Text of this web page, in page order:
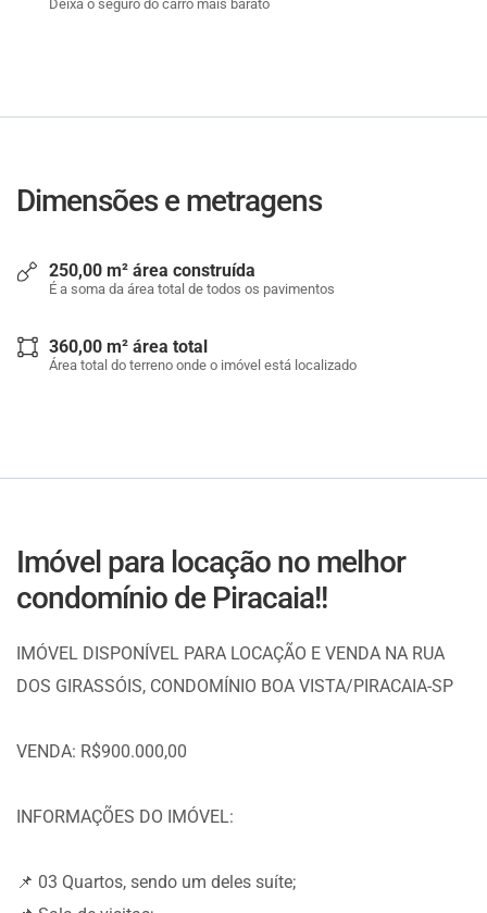
Deixa o seguro do carro mais barato
Dimensões e metragens
250,00 m² área construída
É a soma da área total de todos os pavimentos
360,00 m² área total
Área total do terreno onde o imóvel está localizado
Imóvel para locação no melhor
condomínio de Piracaia!!
IMÓVEL DISPONÍVEL PARA LOCAÇÃO E VENDA NA RUA
DOS GIRASSÓIS, CONDOMÍNIO BOA VISTA/PIRACAIA-SP
VENDA: R$900.000,00
INFORMAÇÕES DO IMÓVEL:
📌 03 Quartos, sendo um deles suíte;